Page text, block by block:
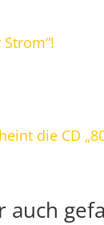
die CD
auch